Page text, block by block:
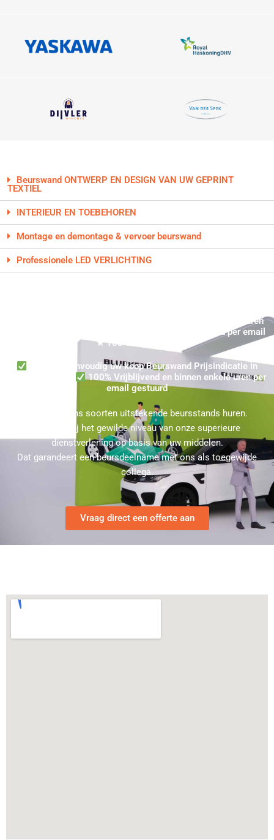
Beurswand ONTWERP EN DESIGN VAN UW GEPRINT
TEXTIEL
INTERIEUR EN TOEBEHOREN
Montage en demontage & vervoer beurswand
Professionele LED VERLICHTING
Standbouw Kopen in Veenendaal? Ontvang binnen enkele uren
een Prijsindicatie in Veenendaal voor een Beurswand per email
★ 100% Vrijblijvend
Verzoek eenvoudig uw koop Beurswand Prijsindicatie in
100% Vrijblijvend en binnen enkele uren per
email gestuurd
U kunt bij ons soorten uitstekende beursstands huren.
Kies hierbij het gewilde niveau van onze superieure
dienstverlening op basis van uw middelen.
Dat garandeert een beursdeelname met ons als toegewijde
collega.
Vraag direct een offerte aan